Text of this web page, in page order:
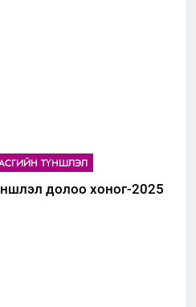
ТҮНШЛЭЛ
долоо хоног-2025